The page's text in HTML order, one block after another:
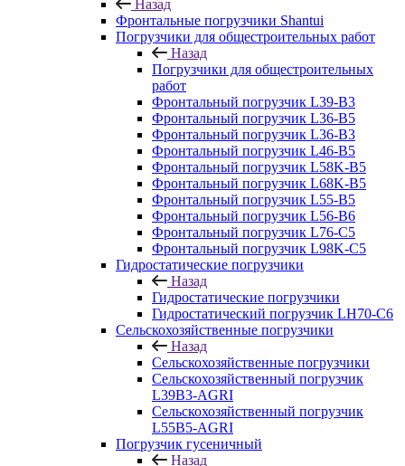
Назад
Фронтальные погрузчики Shantui
Погрузчики для общестроительных работ
Назад
Погрузчики для общестроительных
работ
Фронтальный погрузчик L39-B3
Фронтальный погрузчик L36-B5
Фронтальный погрузчик L36-B3
Фронтальный погрузчик L46-B5
Фронтальный погрузчик L58K-B5
Фронтальный погрузчик L68K-B5
Фронтальный погрузчик L55-B5
Фронтальный погрузчик L56-B6
Фронтальный погрузчик L76-С5
Фронтальный погрузчик L98K-C5
Гидростатические погрузчики
Назад
Гидростатические погрузчики
Гидростатический погрузчик LH70-C6
Сельскохозяйственные погрузчики
Назад
Сельскохозяйственные погрузчики
Сельскохозяйственный погрузчик
L39B3-AGRI
Сельскохозяйственный погрузчик
L55B5-AGRI
Погрузчик гусеничный
Назад